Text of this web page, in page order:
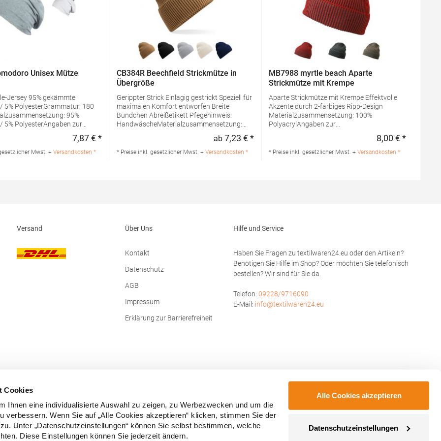
Cookies
Ihnen eine individualisierte Auswahl zu zeigen, zu Werbezwecken und um die
verbessern. Wenn Sie auf „Alle Cookies akzeptieren“ klicken, stimmen Sie der
Unter „Datenschutzeinstellungen“ können Sie selbst bestimmen, welche
Diese Einstellungen können Sie jederzeit ändern.
Alle Cookies akzeptieren
Datenschutzeinstellungen
Unisex Mütze
5% PolyesterGrammatur: 180
95%
5% PolyesterAngaben zur
Fashion GmbH Am Gatherhof 57
E-Mail:
Regulärer Preis:
7,87 € *
Mwst. + Versandkosten *
CB384R Beechfield Strickmütze in
Übergröße
Gerippter Strick Einlagig gestrickt Speziell für
maximalen Komfort entworfen Breite
Bündchen Abreißetikett Pfegehinweis:
HandwäscheMaterialzusammensetzung:
ElasthanArtikelname: Oversized Cuffed
Beanie Angaben zur
Regulärer Preis:
ab 7,23 € *
* Preise inkl. gesetzlicher Mwst. + Versandkosten *
MB7988 myrtle beach Aparte
Strickmütze mit Krempe
Aparte Strickmütze mit Krempe Effektvolle
Akzente durch 2-farbiges Ripp-Design
Materialzusammensetzung: 100%
PolyacrylAngaben zur
MB7988Hersteller: Gustav Daiber GmbH Vor
dem Weißen Stein 25-31 72461 Albstadt
Regulärer
8,00 € *
* Preise inkl. gesetzlicher Mwst. + Versandkosten *
Versand Über Uns
Kontakt
Datenschutz
AGB
Impressum
Erklärung zur Barrierefreiheit
Hilfe und Service
Haben Sie Fragen zu textilwaren24.eu oder den Artikeln?
Benötigen Sie Hilfe im Shop? Oder möchten Sie telefonisch
bestellen? Wir sind für Sie da.
Telefon: 09228/9716090
E-Mail: info@textilwaren24.eu